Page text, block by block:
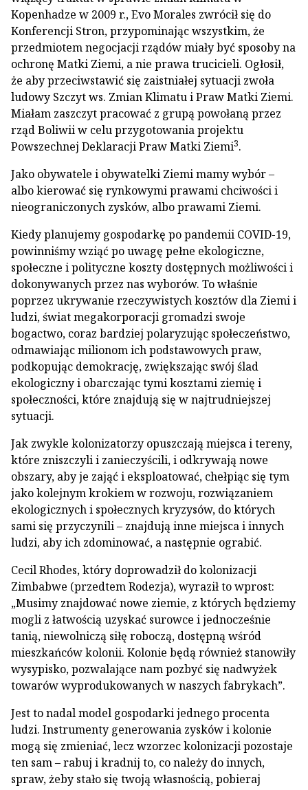
Kopenhadze w 2009 r., Evo Morales zwrócił się do
Konferencji Stron, przypominając wszystkim, że
przedmiotem negocjacji rządów miały być sposoby na
ochronę Matki Ziemi, a nie prawa trucicieli. Ogłosił,
że aby przeciwstawić się zaistniałej sytuacji zwoła
ludowy Szczyt ws. Zmian Klimatu i Praw Matki Ziemi.
Miałam zaszczyt pracować z grupą powołaną przez
rząd Boliwii w celu przygotowania projektu
Powszechnej Deklaracji Praw Matki Ziemi3.
Jako obywatele i obywatelki Ziemi mamy wybór –
albo kierować się rynkowymi prawami chciwości i
nieograniczonych zysków, albo prawami Ziemi.
Kiedy planujemy gospodarkę po pandemii COVID-19,
powinniśmy wziąć po uwagę pełne ekologiczne,
społeczne i polityczne koszty dostępnych możliwości i
dokonywanych przez nas wyborów. To właśnie
poprzez ukrywanie rzeczywistych kosztów dla Ziemi i
ludzi, świat megakorporacji gromadzi swoje
bogactwo, coraz bardziej polaryzując społeczeństwo,
odmawiając milionom ich podstawowych praw,
podkopując demokrację, zwiększając swój ślad
ekologiczny i obarczając tymi kosztami ziemię i
społeczności, które znajdują się w najtrudniejszej
sytuacji.
Jak zwykle kolonizatorzy opuszczają miejsca i tereny,
które zniszczyli i zanieczyścili, i odkrywają nowe
obszary, aby je zająć i eksploatować, chełpiąc się tym
jako kolejnym krokiem w rozwoju, rozwiązaniem
ekologicznych i społecznych kryzysów, do których
sami się przyczynili – znajdują inne miejsca i innych
ludzi, aby ich zdominować, a następnie ograbić.
Cecil Rhodes, który doprowadził do kolonizacji
Zimbabwe (przedtem Rodezja), wyraził to wprost:
„Musimy znajdować nowe ziemie, z których będziemy
mogli z łatwością uzyskać surowce i jednocześnie
tanią, niewolniczą siłę roboczą, dostępną wśród
mieszkańców kolonii. Kolonie będą również stanowiły
wysypisko, pozwalające nam pozbyć się nadwyżek
towarów wyprodukowanych w naszych fabrykach”.
Jest to nadal model gospodarki jednego procenta
ludzi. Instrumenty generowania zysków i kolonie
mogą się zmieniać, lecz wzorzec kolonizacji pozostaje
ten sam – rabuj i kradnij to, co należy do innych,
spraw, żeby stało się twoją własnością, pobieraj